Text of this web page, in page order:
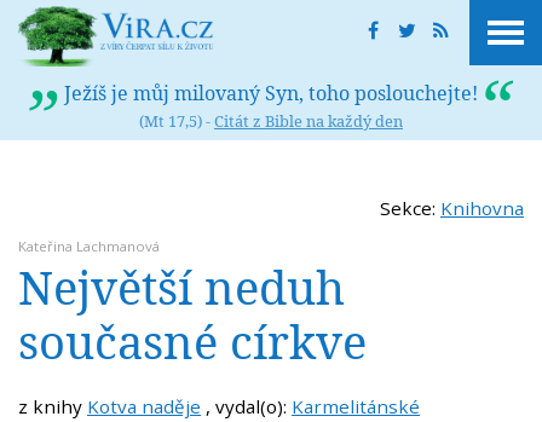
Ježíš je můj milovaný Syn, toho poslouchejte!
(Mt 17,5) -Citát z Bible na každý den
Sekce: Knihovna
Kateřina Lachmanová
Největší neduh
současné církve
z knihy Kotva naděje , vydal(o): Karmelitánské